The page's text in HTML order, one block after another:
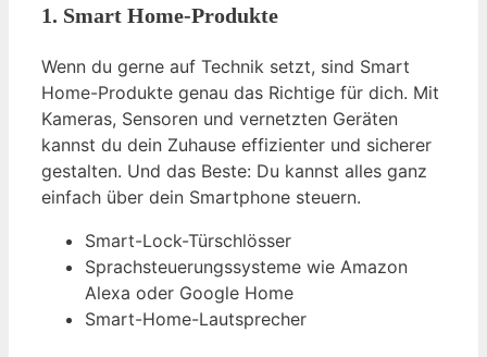
1. Smart Home-Produkte
Wenn du gerne auf Technik setzt, sind Smart
Home-Produkte genau das Richtige für dich. Mit
Kameras, Sensoren und vernetzten Geräten
kannst du dein Zuhause effizienter und sicherer
gestalten. Und das Beste: Du kannst alles ganz
einfach über dein Smartphone steuern.
Smart-Lock-Türschlösser
Sprachsteuerungssysteme wie Amazon
Alexa oder Google Home
Smart-Home-Lautsprecher